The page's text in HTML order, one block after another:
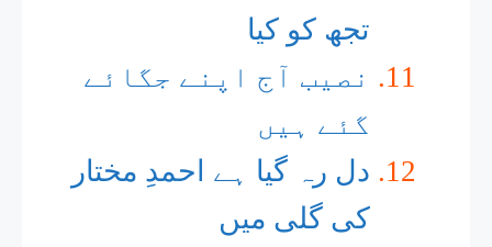
تجھ کو کیا
نصیب آج اپنے جگائے
گئے ہیں
دل رہ گیا ہے احمدِ مختار
کی گلی میں